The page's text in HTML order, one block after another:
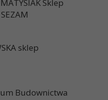
Sklep
sklep
Budownictwa